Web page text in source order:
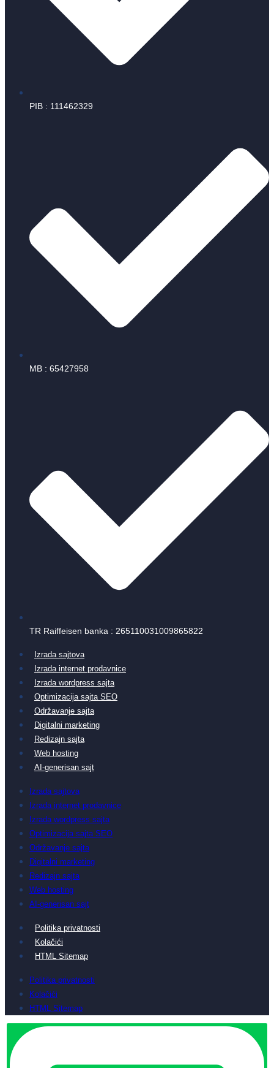
PIB : 111462329
MB : 65427958
TR Raiffeisen banka : 265110031009865822
Izrada sajtova
Izrada internet prodavnice
Izrada wordpress sajta
Optimizacija sajta SEO
Održavanje sajta
Digitalni marketing
Redizajn sajta
Web hosting
AI-generisan sajt
Izrada sajtova
Izrada internet prodavnice
Izrada wordpress sajta
Optimizacija sajta SEO
Održavanje sajta
Digitalni marketing
Redizajn sajta
Web hosting
AI-generisan sajt
Politika privatnosti
Kolačići
HTML Sitemap
Politika privatnosti
Kolačići
HTML Sitemap